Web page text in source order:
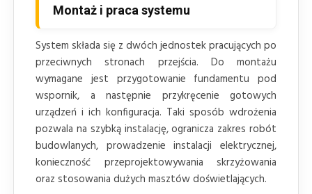
Montaż i praca systemu
System składa się z dwóch jednostek pracujących po
przeciwnych stronach przejścia. Do montażu
wymagane jest przygotowanie fundamentu pod
wspornik, a następnie przykręcenie gotowych
urządzeń i ich konfiguracja. Taki sposób wdrożenia
pozwala na szybką instalację, ogranicza zakres robót
budowlanych, prowadzenie instalacji elektrycznej,
konieczność przeprojektowywania skrzyżowania
oraz stosowania dużych masztów doświetlających.